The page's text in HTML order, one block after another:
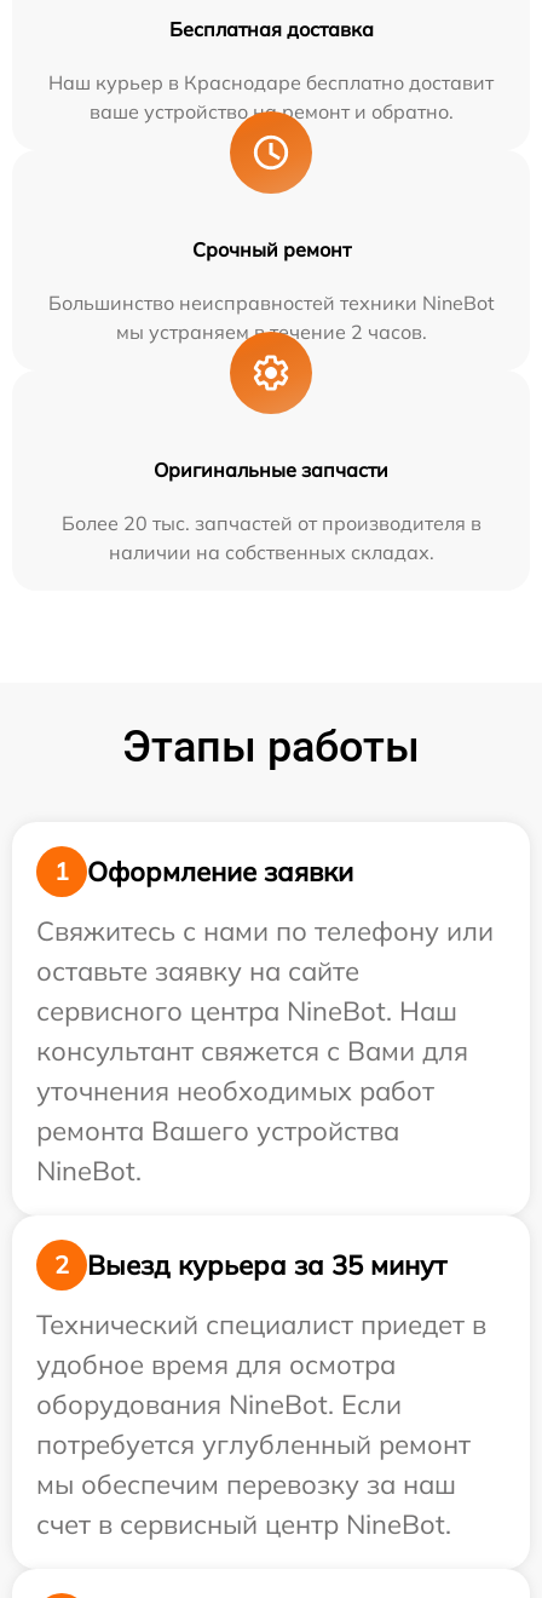
Бесплатная доставка
Наш курьер в Краснодаре бесплатно доставит
ваше устройство на ремонт и обратно.
Срочный ремонт
Большинство неисправностей техники NineBot
мы устраняем в течение 2 часов.
Оригинальные запчасти
Более 20 тыс. запчастей от производителя в
наличии на собственных складах.
Этапы работы
1
Оформление заявки
Свяжитесь с нами по телефону или
оставьте заявку на сайте
сервисного центра NineBot. Наш
консультант свяжется с Вами для
уточнения необходимых работ
ремонта Вашего устройства
NineBot.
2
Выезд курьера за 35 минут
Технический специалист приедет в
удобное время для осмотра
оборудования NineBot. Если
потребуется углубленный ремонт
мы обеспечим перевозку за наш
счет в сервисный центр NineBot.